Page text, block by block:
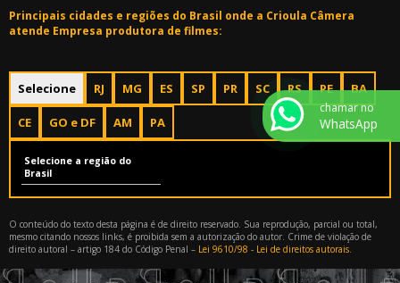
Principais cidades e regiões do Brasil onde a Crioula Câmera
atende Empresa produtora de filmes:
Selecione RJ MG ES SP PR SC RS PE BA
CE GO e DF AM PA
Selecione a região do
Brasil
O conteúdo do texto desta página é de direito reservado. Sua reprodução, parcial ou total,
mesmo citando nossos links, é proibida sem a autorização do autor. Crime de violação de
direito autoral – artigo 184 do Código Penal – Lei 9610/98 - Lei de direitos autorais.
chamar no
WhatsApp